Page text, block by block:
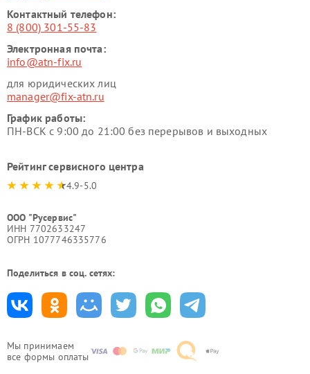
Мы принимаем
все формы оплаты
Контактный телефон:
8 (800) 301-55-83
Электронная почта:
info@atn-fix.ru
для юридических лиц
manager@fix-atn.ru
График работы:
ПН-ВСК с 9:00 до 21:00 без перерывов и выходных
Рейтинг сервисного центра
4.9-5.0
ООО "Русервис"
ИНН 7702633247
ОГРН 1077746335776
Поделиться в соц. сетях: